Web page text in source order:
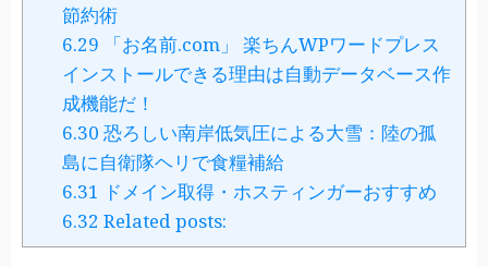
節約術
6.29 「お名前.com」 楽ちんWPワードプレス
インストールできる理由は自動データベース作
成機能だ！
6.30 恐ろしい南岸低気圧による大雪：陸の孤
島に自衛隊ヘリで食糧補給
6.31 ドメイン取得・ホスティンガーおすすめ
6.32 Related posts: